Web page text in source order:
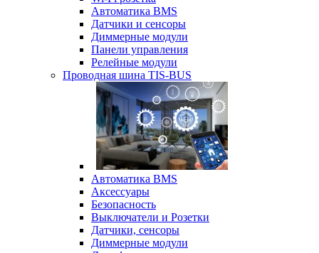
Автоматика BMS
Датчики и сенсоры
Диммерные модули
Панели управления
Релейные модули
Проводная шина TIS-BUS
Автоматика BMS
Аксессуары
Безопасность
Выключатели и Розетки
Датчики, сенсоры
Диммерные модули